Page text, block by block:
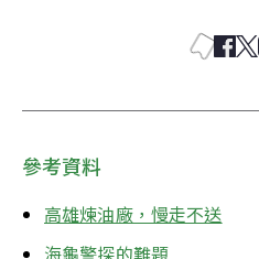
參考資料
高雄煉油廠，慢走不送
海龜警探的難題